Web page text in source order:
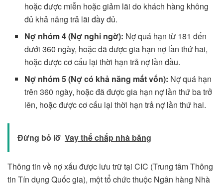
hoặc được miễn hoặc giảm lãi do khách hàng không
đủ khả năng trả lãi đầy đủ.
Nợ nhóm 4 (Nợ nghi ngờ): Nợ quá hạn từ 181 đến
dưới 360 ngày, hoặc đã được gia hạn nợ lần thứ hai,
hoặc được cơ cấu lại thời hạn trả nợ lần đầu.
Nợ nhóm 5 (Nợ có khả năng mất vốn): Nợ quá hạn
trên 360 ngày, hoặc đã được gia hạn nợ lần thứ ba trở
lên, hoặc được cơ cấu lại thời hạn trả nợ lần thứ hai.
Đừng bỏ lỡ Vay thế chấp nhà băng
Thông tin về nợ xấu được lưu trữ tại CIC (Trung tâm Thông
tin Tín dụng Quốc gia), một tổ chức thuộc Ngân hàng Nhà